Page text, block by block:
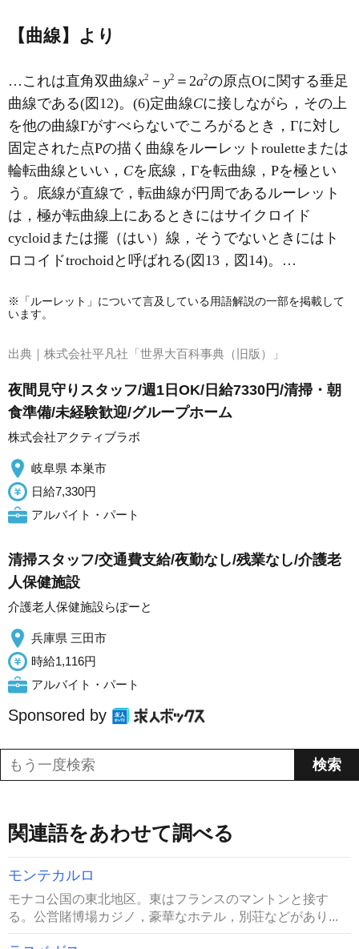
【曲線】より
…これは直角双曲線x2 － y2 ＝2a2の原点Oに関する垂足
曲線である(図12)。(6)定曲線Cに接しながら，その上
を他の曲線Γがすべらないでころがるとき，Γに対し
固定された点Pの描く曲線をルーレットrouletteまたは
輪転曲線といい， Cを底線，Γを転曲線，Pを極とい
う。底線が直線で，転曲線が円周であるルーレット
は，極が転曲線上にあるときにはサイクロイド
cycloidまたは擺（はい）線，そうでないときにはト
ロコイドtrochoidと呼ばれる(図13，図14)。…
※「ルーレット」について言及している用語解説の一部を掲載して
います。
出典｜ 株式会社平凡社「世界大百科事典（旧版）」
夜間見守りスタッフ/週1日OK/日給7330円/清掃・朝
食準備/未経験歓迎/グループホーム
株式会社アクティブラボ
岐阜県 本巣市
日給7,330円
アルバイト・パート
清掃スタッフ/交通費支給/夜勤なし/残業なし/介護老
人保健施設
介護老人保健施設らぽーと
兵庫県 三田市
時給1,116円
アルバイト・パート
Sponsored by
関連語をあわせて調べる
モンテカルロ
モナコ公国の東北地区。東はフランスのマントンと接す
る。公営賭博場カジノ，豪華なホテル，別荘などがあり...